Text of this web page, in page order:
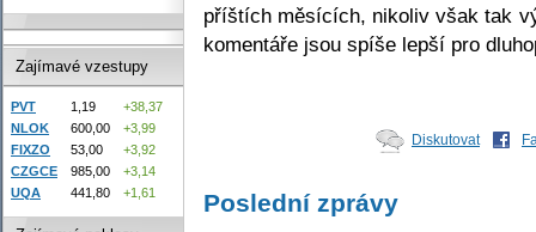
příštích měsících, nikoliv však tak
komentáře jsou spíše lepší pro
Diskutovat
Poslední zprávy
Zajímavé vzestupy
PVT 1,19
+38,37
NLOK
600,00
+3,99
FIXZO
53,00
+3,92
CZGCE
985,00
+3,14
UQA
441,80 +1,61